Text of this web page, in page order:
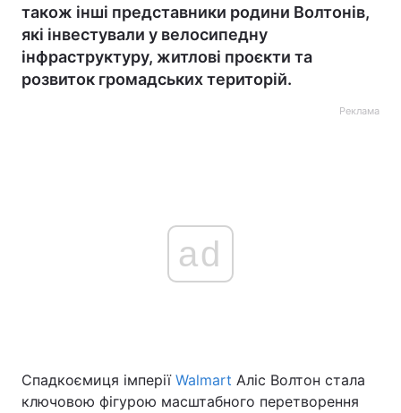
також інші представники родини Волтонів,
які інвестували у велосипедну
інфраструктуру, житлові проєкти та
розвиток громадських територій.
Реклама
ad
Спадкоємиця імперії Walmart Аліс Волтон стала
ключовою фігурою масштабного перетворення